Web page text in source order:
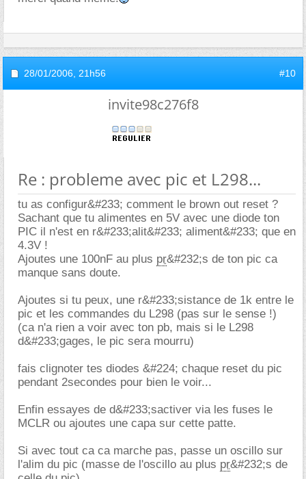
28/01/2006, 21h56 #10
invite98c276f8
Re : probleme avec pic et L298...
tu as configur&#233; comment le brown out reset ?
Sachant que tu alimentes en 5V avec une diode ton
PIC il n'est en r&#233;alit&#233; aliment&#233; que en
4.3V !
Ajoutes une 100nF au plus pr&#232;s de ton pic ca
manque sans doute.
Ajoutes si tu peux, une r&#233;sistance de 1k entre le
pic et les commandes du L298 (pas sur le sense !)
(ca n'a rien a voir avec ton pb, mais si le L298
d&#233;gages, le pic sera mourru)
fais clignoter tes diodes &#224; chaque reset du pic
pendant 2secondes pour bien le voir...
Enfin essayes de d&#233;sactiver via les fuses le
MCLR ou ajoutes une capa sur cette patte.
Si avec tout ca ca marche pas, passe un oscillo sur
l'alim du pic (masse de l'oscillo au plus pr&#232;s de